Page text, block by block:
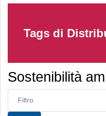
Tags di
Sostenibilità
Inserisci parte del titolo